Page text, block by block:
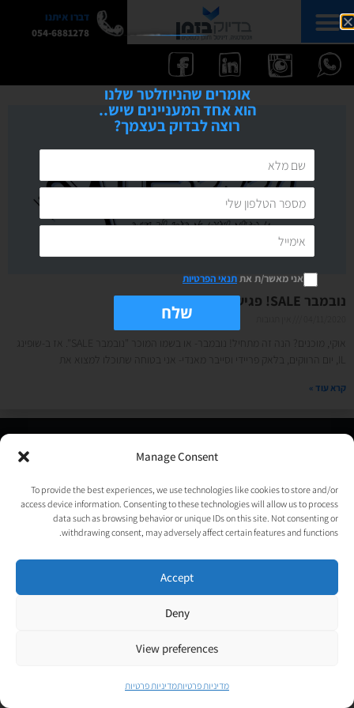
Manage Consent
To provide the best experiences, we use technologies like cookies to store and/or
access device information. Consenting to these technologies will allow us to process
data such as browsing behavior or unique IDs on this site. Not consenting or
withdrawing consent, may adversely affect certain features and functions.
Accept
Deny
View preferences
מדיניות פרטיותמדיניות פרטיות
דברו איתנו
054-6881278
נובמבר SALE! פגישות ייעוץ במחיר מיוחד
אוקי, מוכנים? הנה זה מתחיל! נובמבר- או בשמו המוכר "נובמבר SALE". אז ב-שופינג
קרא עוד »
, העסק החברתי לבניית אתרים | עיצוב וגרפיקה:
psycat
אומרים שהניוזלטר שלנו
הוא אחד המעניינים שיש..
רוצה לבדוק בעצמך?
אני מאשר/ת אתתנאי הפרטיות
שלח